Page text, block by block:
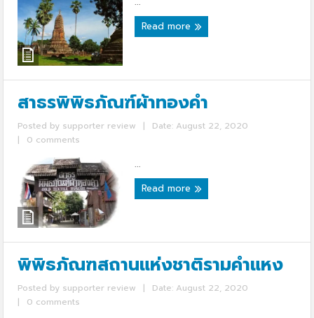
Read more
สาธรพิพิธภัณฑ์ผ้าทองคำ
Posted by supporter review |
Date: August 22, 2020
|
0 comments
...
Read more
พิพิธภัณฑสถานแห่งชาติรามคำแหง
Posted by supporter review |
Date: August 22, 2020
|
0 comments